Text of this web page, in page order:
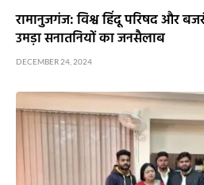
रामानुजगंज: विश्व हिंदू परिषद और
उमड़ा सनातनियों का जनसैलाब
DECEMBER 24, 2024